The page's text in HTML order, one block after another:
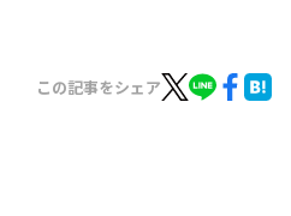
この記事をシェア